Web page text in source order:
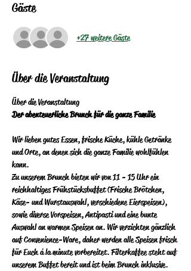
Gäste
+27 weitere Gäste
Über die Veranstaltung
Über die Veranstaltung
Der abenteuerliche Brunch für die ganze Familie
Wir lieben gutes Essen, frische Küche, kühle Getränke
und Orte, an denen sich die ganze Familie wohlfühlen
kann.
Zu unserem Brunch bieten wir von 11 - 15 Uhr ein
reichhaltiges Frühstücksbuffet (Frische Brötchen,
Käse- und Wurstauswahl, verschiedene Eierspeisen),
sowie diverse Vorspeisen, Antipasti und eine bunte
Auswahl an warmen Speisen an.  Wir verzichten gänzlich
auf Convenience-Ware, daher werden alle Speisen frisch
für Euch á la minute vorbereitet.  Filterkaffee steht auf
unserem Buffet bereit und ist beim Brunch inklusive.